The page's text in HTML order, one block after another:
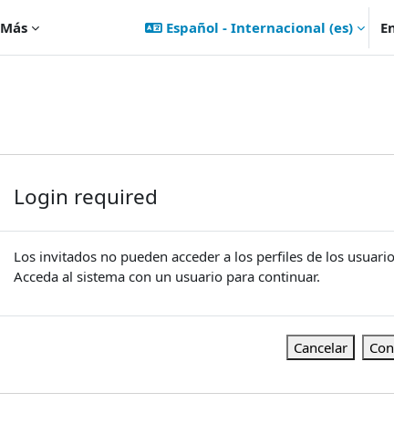
Más Español - Internacional ‎(es)‎
Login required
Los invitados no pueden acceder a los perfiles de los
Acceda al sistema con un usuario para continuar.
Cancelar